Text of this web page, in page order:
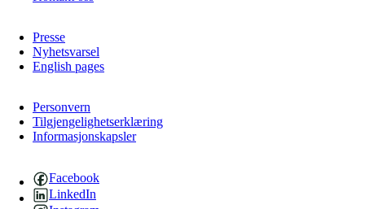
Presse
Nyhetsvarsel
English pages
Personvern
Tilgjengelighetserklæring
Informasjonskapsler
Facebook
LinkedIn